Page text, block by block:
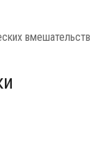
вмешательств